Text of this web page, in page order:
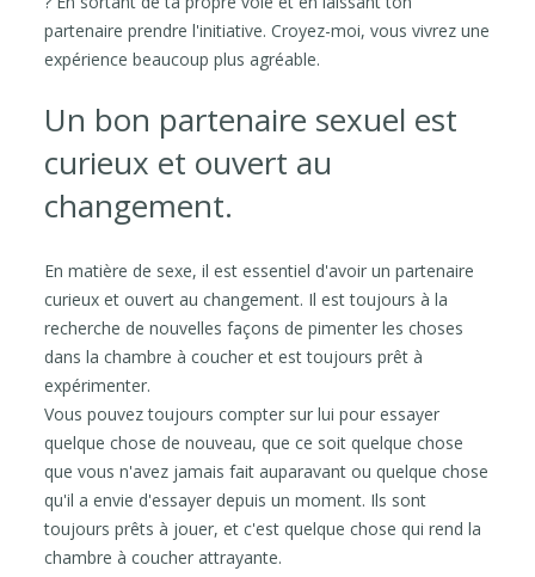
partenaire prendre l'initiative. Croyez-moi, vous vivrez une
expérience beaucoup plus agréable.
Un bon partenaire sexuel est
curieux et ouvert au
changement.
En matière de sexe, il est essentiel d'avoir un partenaire
curieux et ouvert au changement. Il est toujours à la
recherche de nouvelles façons de pimenter les choses
dans la chambre à coucher et est toujours prêt à
expérimenter.
Vous pouvez toujours compter sur lui pour essayer
quelque chose de nouveau, que ce soit quelque chose
que vous n'avez jamais fait auparavant ou quelque chose
qu'il a envie d'essayer depuis un moment. Ils sont
toujours prêts à jouer, et c'est quelque chose qui rend la
chambre à coucher attrayante.